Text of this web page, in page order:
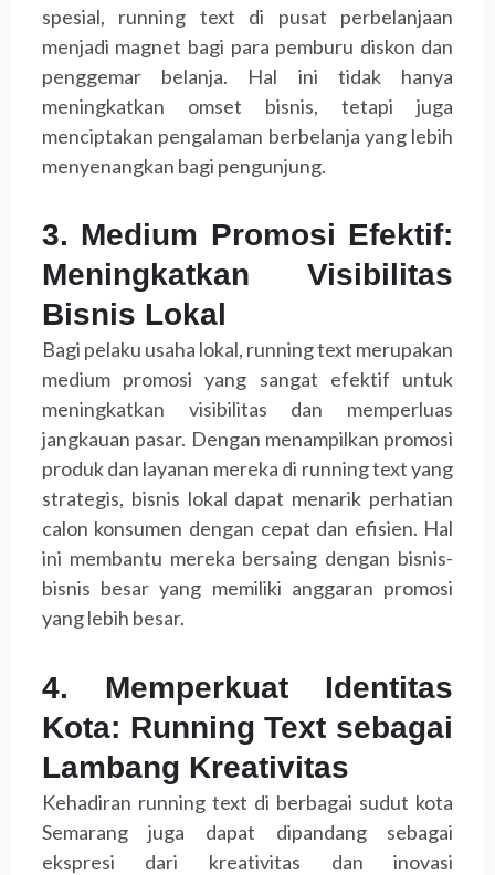
spesial, running text di pusat perbelanjaan
menjadi magnet bagi para pemburu diskon dan
penggemar belanja. Hal ini tidak hanya
meningkatkan omset bisnis, tetapi juga
menciptakan pengalaman berbelanja yang lebih
menyenangkan bagi pengunjung.
3. Medium Promosi Efektif:
Meningkatkan Visibilitas
Bisnis Lokal
Bagi pelaku usaha lokal, running text merupakan
medium promosi yang sangat efektif untuk
meningkatkan visibilitas dan memperluas
jangkauan pasar. Dengan menampilkan promosi
produk dan layanan mereka di running text yang
strategis, bisnis lokal dapat menarik perhatian
calon konsumen dengan cepat dan efisien. Hal
ini membantu mereka bersaing dengan bisnis-
bisnis besar yang memiliki anggaran promosi
yang lebih besar.
4. Memperkuat Identitas
Kota: Running Text sebagai
Lambang Kreativitas
Kehadiran running text di berbagai sudut kota
Semarang juga dapat dipandang sebagai
ekspresi dari kreativitas dan inovasi